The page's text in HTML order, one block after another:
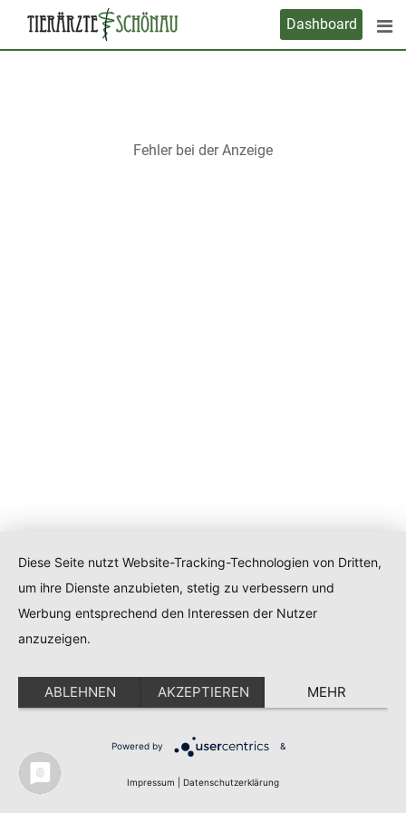
Dashboard
Fehler bei der Anzeige
Diese Seite nutzt Website-Tracking-Technologien von Dritten,
um ihre Dienste anzubieten, stetig zu verbessern und
Werbung entsprechend den Interessen der Nutzer
anzuzeigen.
ABLEHNEN AKZEPTIEREN MEHR
Powered by &
Impressum Datenschutzerklärung